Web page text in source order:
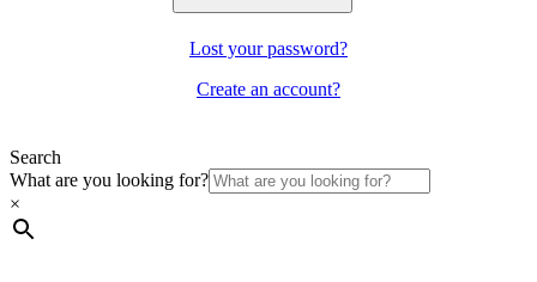
Lost your password?
Create an account?
Search
What are you looking for?
×